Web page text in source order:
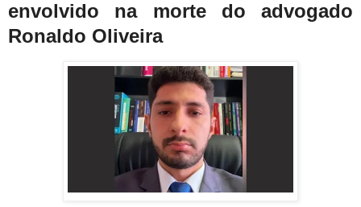
envolvido na morte do advogado
Ronaldo Oliveira